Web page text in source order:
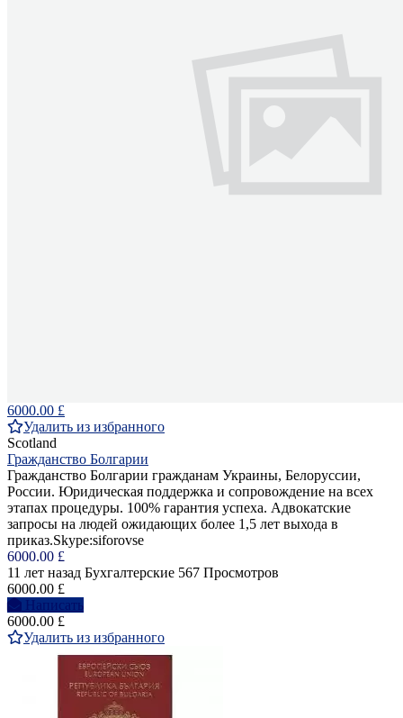
6000.00 £
Удалить из избранного
Scotland
Гражданство Болгарии
Гражданство Болгарии гражданам Украины, Белоруссии,
России. Юридическая поддержка и сопровождение на всех
этапах процедуры. 100% гарантия успеха. Адвокатские
запросы на людей ожидающих более 1,5 лет выхода в
приказ.Skype:siforovse
6000.00 £
11 лет назад Бухгалтерские 567 Просмотров
6000.00 £
Написать
6000.00 £
Удалить из избранного